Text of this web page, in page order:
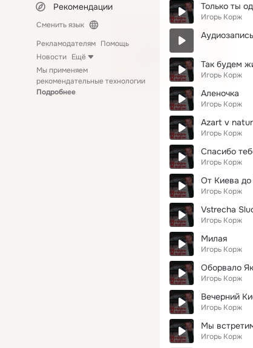
Рекомендации
Сменить язык
Рекламодателям Помощь
Новости Ещё
Мы применяем
рекомендательные технологии
Подробнее
Только ты
Игорь Корж
Так будем
Игорь Корж
Аленочка
Игорь Корж
Azart v
Игорь Корж
Спасибо
Игорь Корж
От Киева
Игорь Корж
Vstrecha
Игорь Корж
Милая
Игорь Корж
Оборвало
Игорь Корж
Вечерний
Игорь Корж
Мы
Игорь Корж